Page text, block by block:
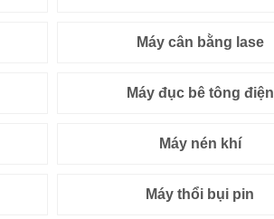
Máy cân bằng lase
Máy đục bê tông điện
Máy nén khí
Máy thổi bụi pin